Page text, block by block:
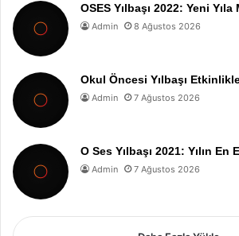
OSES Yılbaşı 2022: Yeni
Admin 8 Ağustos 2026
Okul Öncesi Yılbaşı
Admin 7 Ağustos 2026
O Ses Yılbaşı 2021: Yılın
Admin 7 Ağustos 2026